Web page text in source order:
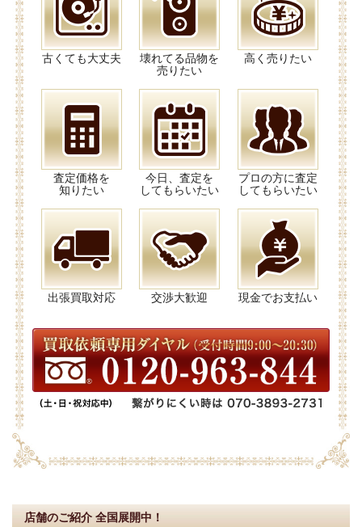
古くても大丈夫
壊れてる品物を
売りたい
高く売りたい
査定価格を
知りたい
今日、査定を
してもらいたい
プロの方に査定
してもらいたい
出張買取対応 交渉大歓迎 現金でお支払い
店舗のご紹介 全国展開中！